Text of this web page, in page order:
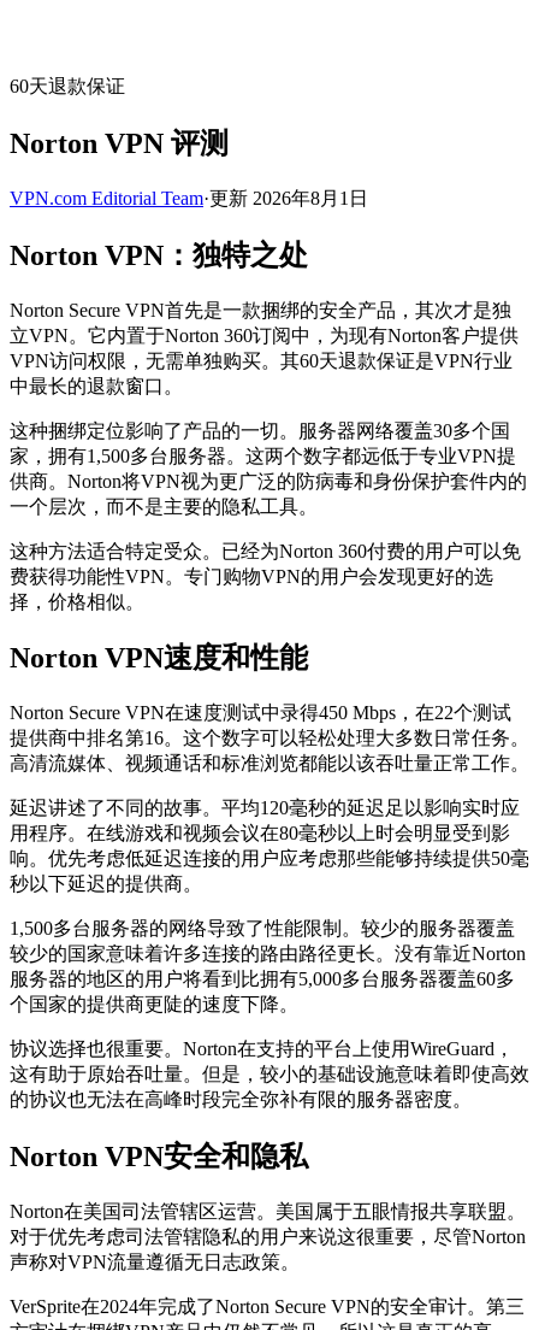
60天退款保证
Norton VPN 评测
VPN.com Editorial Team·更新 2026年8月1日
Norton VPN：独特之处
Norton Secure VPN首先是一款捆绑的安全产品，其次才是独
立VPN。它内置于Norton 360订阅中，为现有Norton客户提供
VPN访问权限，无需单独购买。其60天退款保证是VPN行业
中最长的退款窗口。
这种捆绑定位影响了产品的一切。服务器网络覆盖30多个国
家，拥有1,500多台服务器。这两个数字都远低于专业VPN提
供商。Norton将VPN视为更广泛的防病毒和身份保护套件内的
一个层次，而不是主要的隐私工具。
这种方法适合特定受众。已经为Norton 360付费的用户可以免
费获得功能性VPN。专门购物VPN的用户会发现更好的选
择，价格相似。
Norton VPN速度和性能
Norton Secure VPN在速度测试中录得450 Mbps，在22个测试
提供商中排名第16。这个数字可以轻松处理大多数日常任务。
高清流媒体、视频通话和标准浏览都能以该吞吐量正常工作。
延迟讲述了不同的故事。平均120毫秒的延迟足以影响实时应
用程序。在线游戏和视频会议在80毫秒以上时会明显受到影
响。优先考虑低延迟连接的用户应考虑那些能够持续提供50毫
秒以下延迟的提供商。
1,500多台服务器的网络导致了性能限制。较少的服务器覆盖
较少的国家意味着许多连接的路由路径更长。没有靠近Norton
服务器的地区的用户将看到比拥有5,000多台服务器覆盖60多
个国家的提供商更陡的速度下降。
协议选择也很重要。Norton在支持的平台上使用WireGuard，
这有助于原始吞吐量。但是，较小的基础设施意味着即使高效
的协议也无法在高峰时段完全弥补有限的服务器密度。
Norton VPN安全和隐私
Norton在美国司法管辖区运营。美国属于五眼情报共享联盟。
对于优先考虑司法管辖隐私的用户来说这很重要，尽管Norton
声称对VPN流量遵循无日志政策。
VerSprite在2024年完成了Norton Secure VPN的安全审计。第三